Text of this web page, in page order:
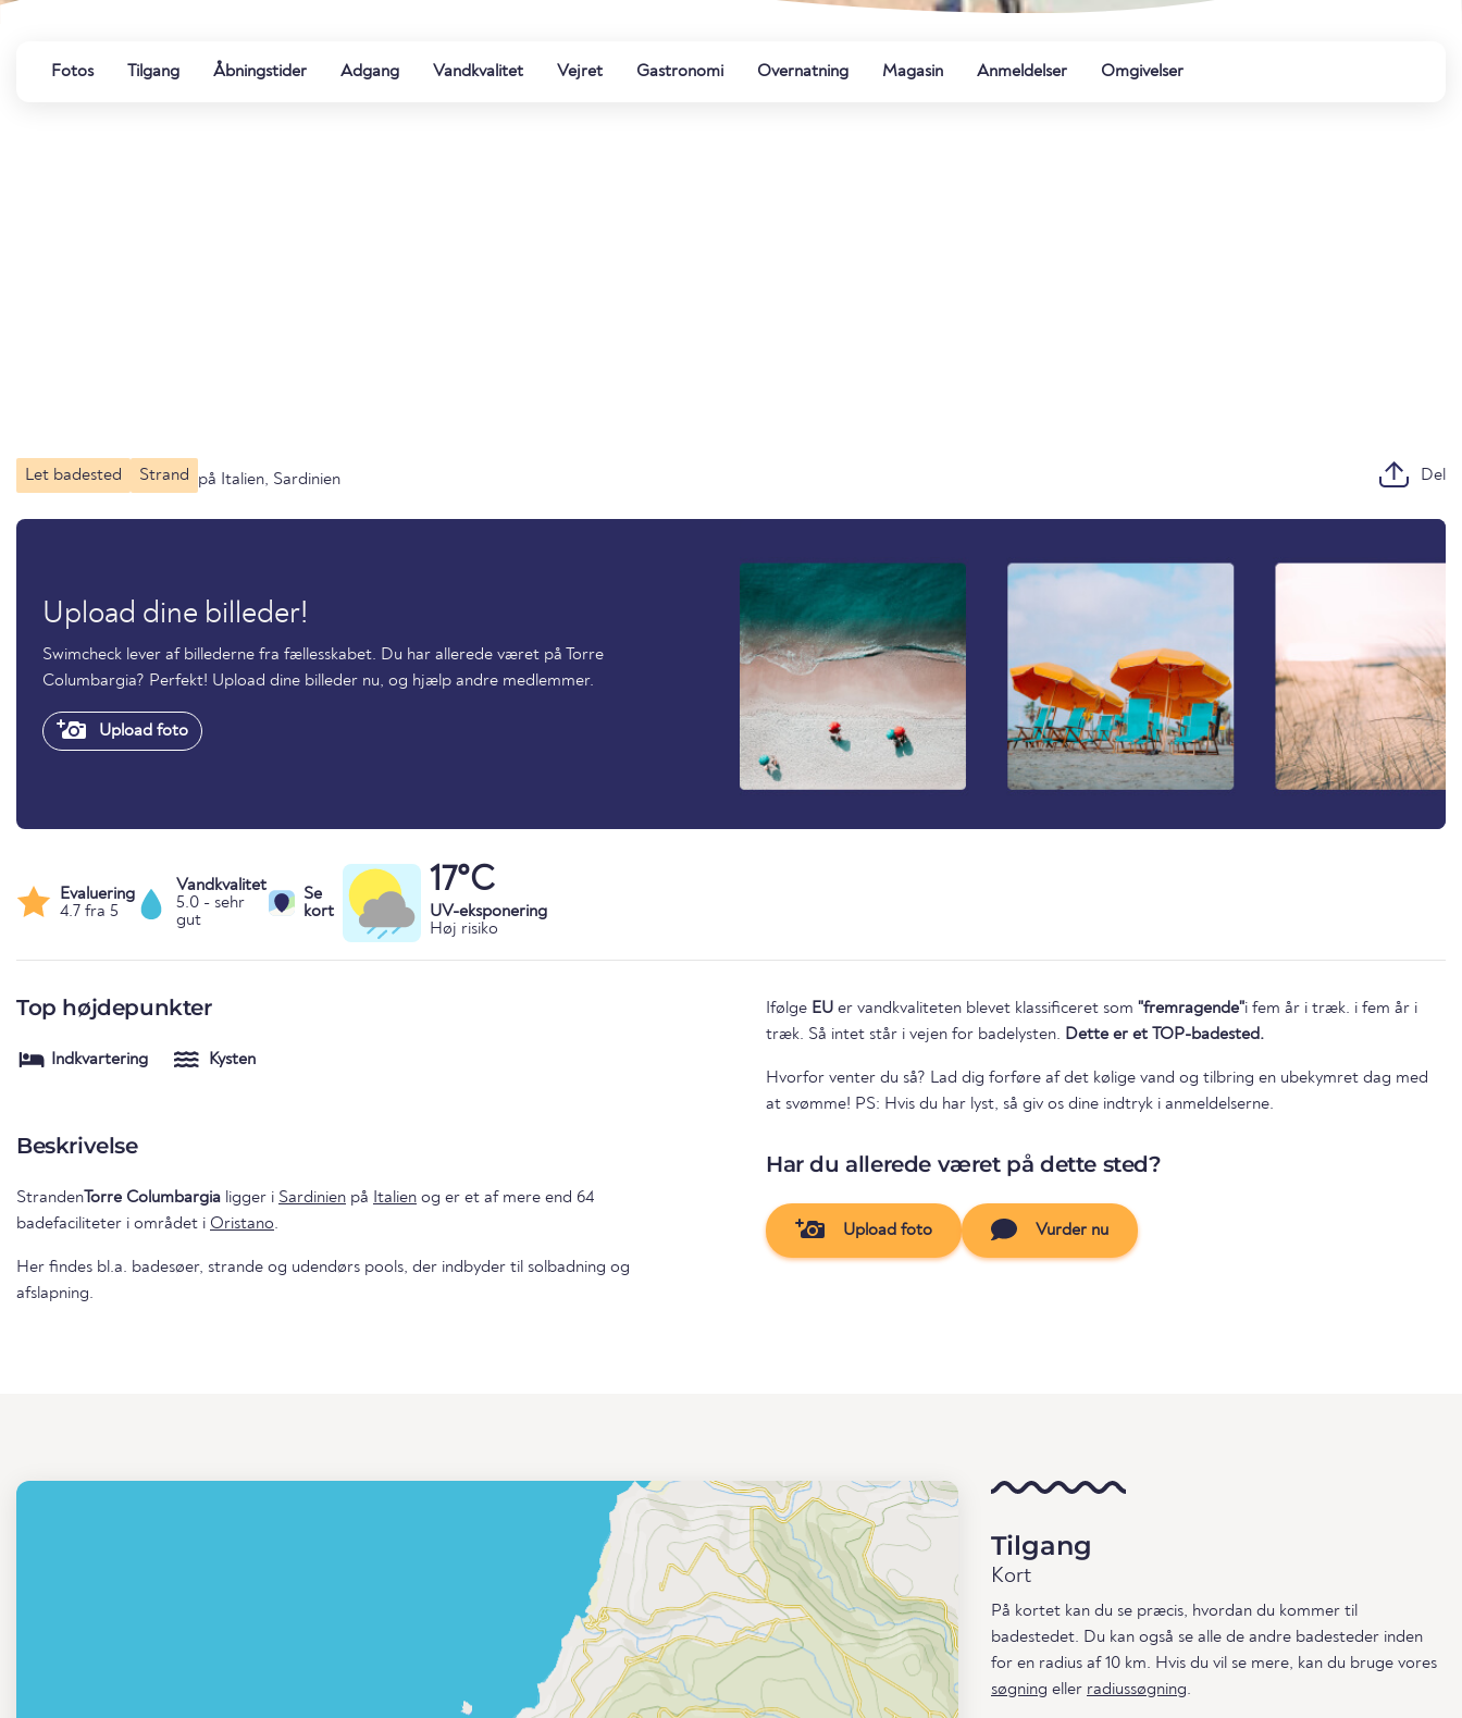
Fotos Tilgang Åbningstider Adgang Vandkvalitet Vejret Gastronomi Overnatning Magasin Anmeldelser Omgivelser
Let badested Strand på Italien, Sardinien Del
Upload dine billeder!
Swimcheck lever af billederne fra fællesskabet. Du har allerede været på Torre
Columbargia? Perfekt! Upload dine billeder nu, og hjælp andre medlemmer.
Upload foto
Evaluering
4.7 fra 5
Vandkvalitet
5.0 - sehr
gut
Se
kort
17°C
UV-eksponering
Høj risiko
Top højdepunkter
Indkvartering Kysten
Beskrivelse
StrandenTorre Columbargia ligger i Sardinien på Italien og er et af mere end 64
badefaciliteter i området i Oristano.
Her findes bl.a. badesøer, strande og udendørs pools, der indbyder til solbadning og
afslapning.
Ifølge EU er vandkvaliteten blevet klassificeret som "fremragende"i fem år i træk. i fem år i
træk. Så intet står i vejen for badelysten. Dette er et TOP-badested.
Hvorfor venter du så? Lad dig forføre af det kølige vand og tilbring en ubekymret dag med
at svømme! PS: Hvis du har lyst, så giv os dine indtryk i anmeldelserne.
Har du allerede været på dette sted?
Upload foto Vurder nu
Tilgang
Kort
På kortet kan du se præcis, hvordan du kommer til
badestedet. Du kan også se alle de andre badesteder inden
for en radius af 10 km. Hvis du vil se mere, kan du bruge vores
søgning eller radiussøgning.